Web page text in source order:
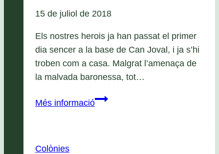
15 de juliol de 2018
Els nostres herois ja han passat el primer
dia sencer a la base de Can Joval, i ja s’hi
troben com a casa. Malgrat l’amenaça de
la malvada baronessa, tot…
Més informacióSupercolònies:
Colònies